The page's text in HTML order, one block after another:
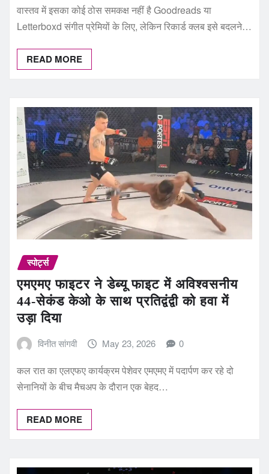
वास्तव में इसका कोई ठोस समकक्ष नहीं है Goodreads या
Letterboxd संगीत प्रेमियों के लिए, लेकिन रिकार्ड क्लब इसे बदलने…
READ MORE
स्पोर्ट्स
एमएमए फाइटर ने डेब्यू फाइट में अविश्वसनीय
44-सेकंड केओ के साथ प्रतिद्वंद्वी को हवा में
उड़ा दिया
विनीत सांगवी May 23, 2026 0
कल रात का एलएफए कार्यक्रम पेशेवर एमएमए में पदार्पण कर रहे दो
सेनानियों के बीच मैचअप के दौरान एक बेहद…
READ MORE